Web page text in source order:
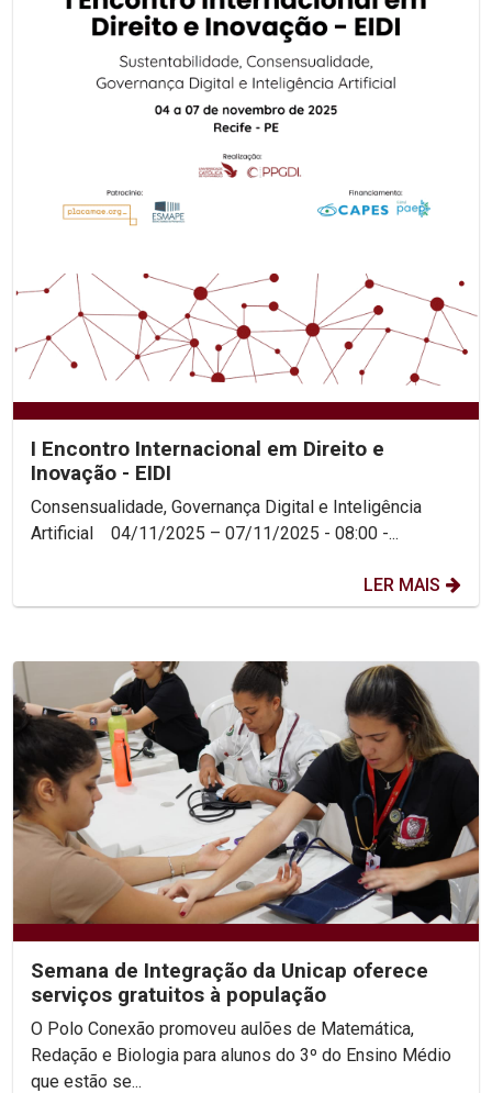
I Encontro Internacional em Direito e
Inovação - EIDI
Consensualidade, Governança Digital e Inteligência
Artificial 04/11/2025 – 07/11/2025 - 08:00 -...
LER MAIS
Semana de Integração da Unicap oferece
serviços gratuitos à população
O Polo Conexão promoveu aulões de Matemática,
Redação e Biologia para alunos do 3º do Ensino Médio
que estão se...